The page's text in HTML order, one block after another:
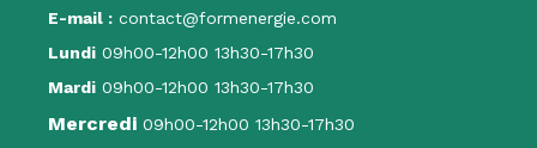
E-mail : contact@formenergie.com
Lundi 09h00-12h00 13h30-17h30
Mardi 09h00-12h00 13h30-17h30
Mercredi 09h00-12h00 13h30-17h30